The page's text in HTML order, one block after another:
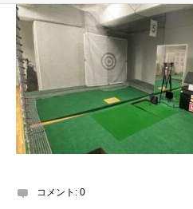
コメント: 0